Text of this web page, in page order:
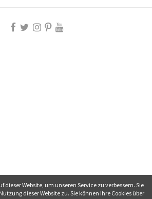
dieser Website, um unseren Service zu verbessern. Sie
dieser Website zu. Sie können Ihre Cookies über